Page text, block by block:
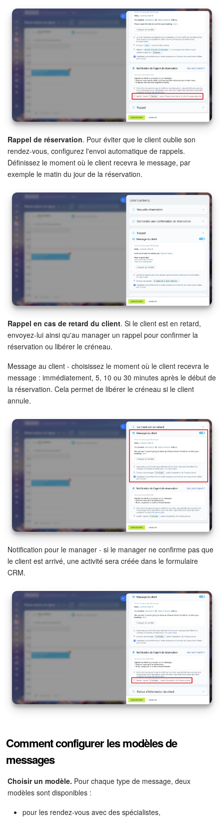
Rappel de réservation. Pour éviter que le client oublie son
rendez-vous, configurez l'envoi automatique de rappels.
Définissez le moment où le client recevra le message, par
exemple le matin du jour de la réservation.
Rappel en cas de retard du client. Si le client est en retard,
envoyez-lui ainsi qu'au manager un rappel pour confirmer la
réservation ou libérer le créneau.
Message au client - choisissez le moment où le client recevra le
message : immédiatement, 5, 10 ou 30 minutes après le début de
la réservation. Cela permet de libérer le créneau si le client
annule.
Notification pour le manager - si le manager ne confirme pas que
le client est arrivé, une activité sera créée dans le formulaire
CRM.
Comment configurer les modèles de
messages
Choisir un modèle. Pour chaque type de message, deux
modèles sont disponibles :
pour les rendez-vous avec des spécialistes,